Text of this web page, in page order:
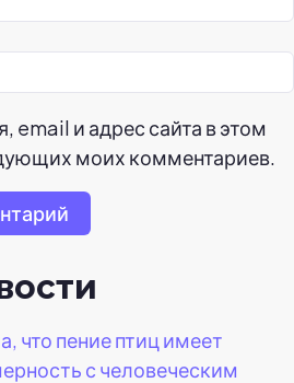
email и адрес сайта в этом
моих комментариев.
что пение птиц имеет
с человеческим